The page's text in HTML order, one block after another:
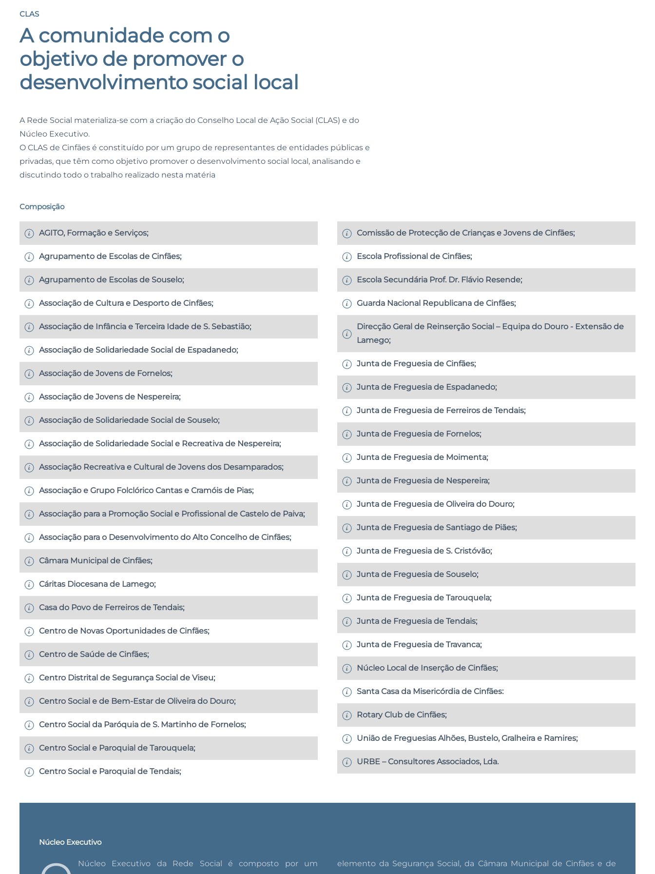
CLAS
A comunidade com o
objetivo de promover o
desenvolvimento social local
A Rede Social materializa-se com a criação do Conselho Local de Ação Social (CLAS) e do
Núcleo Executivo.
O CLAS de Cinfães é constituído por um grupo de representantes de entidades públicas e
privadas, que têm como objetivo promover o desenvolvimento social local, analisando e
discutindo todo o trabalho realizado nesta matéria
Composição
AGITO, Formação e Serviços;
Agrupamento de Escolas de Cinfães;
Agrupamento de Escolas de Souselo;
Associação de Cultura e Desporto de Cinfães;
Associação de Infância e Terceira Idade de S. Sebastião;
Associação de Solidariedade Social de Espadanedo;
Associação de Jovens de Fornelos;
Associação de Jovens de Nespereira;
Associação de Solidariedade Social de Souselo;
Associação de Solidariedade Social e Recreativa de Nespereira;
Associação Recreativa e Cultural de Jovens dos Desamparados;
Associação e Grupo Folclórico Cantas e Cramóis de Pias;
Associação para a Promoção Social e Profissional de Castelo de Paiva;
Associação para o Desenvolvimento do Alto Concelho de Cinfães;
Câmara Municipal de Cinfães;
Cáritas Diocesana de Lamego;
Casa do Povo de Ferreiros de Tendais;
Centro de Novas Oportunidades de Cinfães;
Centro de Saúde de Cinfães;
Centro Distrital de Segurança Social de Viseu;
Centro Social e de Bem-Estar de Oliveira do Douro;
Centro Social da Paróquia de S. Martinho de Fornelos;
Centro Social e Paroquial de Tarouquela;
Centro Social e Paroquial de Tendais;
Comissão de Protecção de Crianças e Jovens de Cinfães;
Escola Profissional de Cinfães;
Escola Secundária Prof. Dr. Flávio Resende;
Guarda Nacional Republicana de Cinfães;
Direcção Geral de Reinserção Social – Equipa do Douro - Extensão de
Lamego;
Junta de Freguesia de Cinfães;
Junta de Freguesia de Espadanedo;
Junta de Freguesia de Ferreiros de Tendais;
Junta de Freguesia de Fornelos;
Junta de Freguesia de Moimenta;
Junta de Freguesia de Nespereira;
Junta de Freguesia de Oliveira do Douro;
Junta de Freguesia de Santiago de Piães;
Junta de Freguesia de S. Cristóvão;
Junta de Freguesia de Souselo;
Junta de Freguesia de Tarouquela;
Junta de Freguesia de Tendais;
Junta de Freguesia de Travanca;
Núcleo Local de Inserção de Cinfães;
Santa Casa da Misericórdia de Cinfães:
Rotary Club de Cinfães;
União de Freguesias Alhões, Bustelo, Gralheira e Ramires;
URBE – Consultores Associados, Lda.
Núcleo Executivo
Núcleo Executivo da Rede Social é composto por um
elemento da Segurança Social, da Câmara Municipal de Cinfães e de